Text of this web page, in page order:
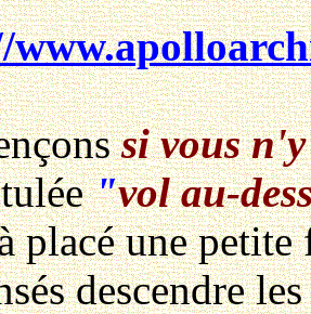
si vous
"vol au-
placé une
descendre